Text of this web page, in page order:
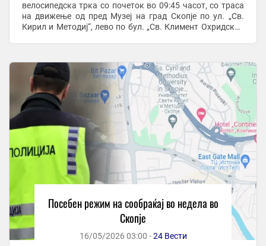
велосипедска трка со почеток во 09:45 часот, со траса
на движење од пред Музеј на град Скопје по ул. „Св.
Кирил и Методиј“, лево по бул. „Св. Климент Охридски“,
Посебен режим на сообраќај во недела во
Скопје
16/05/2026 03:00 -24 Вести